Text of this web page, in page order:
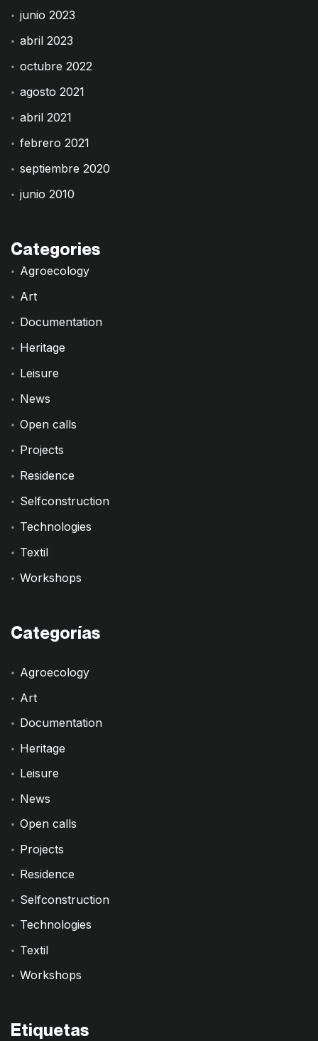
junio 2023
abril 2023
octubre 2022
agosto 2021
abril 2021
febrero 2021
septiembre 2020
junio 2010
Categories
Agroecology
Art
Documentation
Heritage
Leisure
News
Open calls
Projects
Residence
Selfconstruction
Technologies
Textil
Workshops
Categorías
Agroecology
Art
Documentation
Heritage
Leisure
News
Open calls
Projects
Residence
Selfconstruction
Technologies
Textil
Workshops
Etiquetas